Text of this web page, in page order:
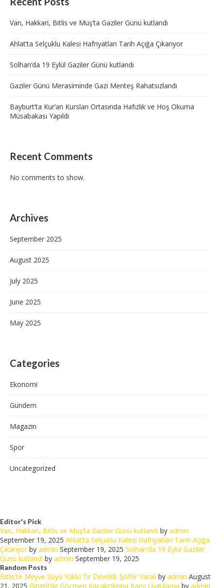
Van, Hakkari, Bitlis ve Muş’ta Gaziler Günü kutlandı
Ahlat’ta Selçuklu Kalesi Hafriyatları Tarih Açığa Çıkarıyor
Solhan’da 19 Eylül Gaziler Günü kutlandı
Gaziler Günü Merasiminde Gazi Menteş Rahatsızlandı
Bayburt’ta Kur’an Kursları Ortasında Hafızlık ve Hoş Okuma
Müsabakası Yapıldı
Recent Comments
No comments to show.
Archives
September 2025
August 2025
July 2025
June 2025
May 2025
Categories
Ekonomi
Gündem
Magazin
Spor
Uncategorized
Editor's Pick
Van, Hakkari, Bitlis ve Muş’ta Gaziler Günü kutlandı by admin
September 19, 2025 Ahlat’ta Selçuklu Kalesi Hafriyatları Tarih Açığa
Çıkarıyorby admin September 19, 2025 Solhan’da 19 Eylül Gaziler
Günü kutlandı by admin September 19, 2025
Random Posts
Bitlis’te Meyve Suyu Yüklü Tır Devrildi: Şoför Yaralı by admin August
21, 2025 Bingöl’de Göçmen Kaçakçılığına Karşı Uygulama by admin